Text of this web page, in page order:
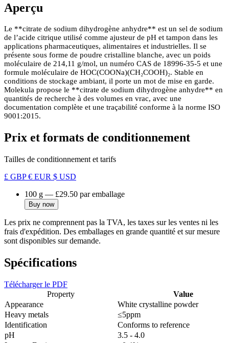
Aperçu
Le **citrate de sodium dihydrogène anhydre** est un sel de sodium
de l’acide citrique utilisé comme ajusteur de pH et tampon dans les
applications pharmaceutiques, alimentaires et industrielles. Il se
présente sous forme de poudre cristalline blanche, avec un poids
moléculaire de 214,11 g/mol, un numéro CAS de 18996-35-5 et une
formule moléculaire de HOC(COONa)(CH₂COOH)₂. Stable en
conditions de stockage ambiant, il porte un mot de mise en garde.
Molekula propose le **citrate de sodium dihydrogène anhydre** en
quantités de recherche à des volumes en vrac, avec une
documentation complète et une traçabilité conforme à la norme ISO
9001:2015.
Prix et formats de conditionnement
Tailles de conditionnement et tarifs
£ GBP€ EUR $ USD
100 g — £29.50 par emballage
Buy now
Les prix ne comprennent pas la TVA, les taxes sur les ventes ni les
frais d'expédition. Des emballages en grande quantité et sur mesure
sont disponibles sur demande.
Spécifications
Télécharger le PDF
Property
Value
Appearance
White crystalline powder
Heavy metals
≤5ppm
Identification
Conforms to reference
pH
3.5 - 4.0